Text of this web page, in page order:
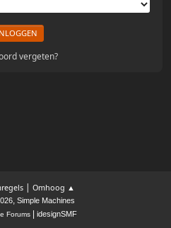
vergeten?
| Omhoog ▲
, Simple Machines
Forums| idesignSMF